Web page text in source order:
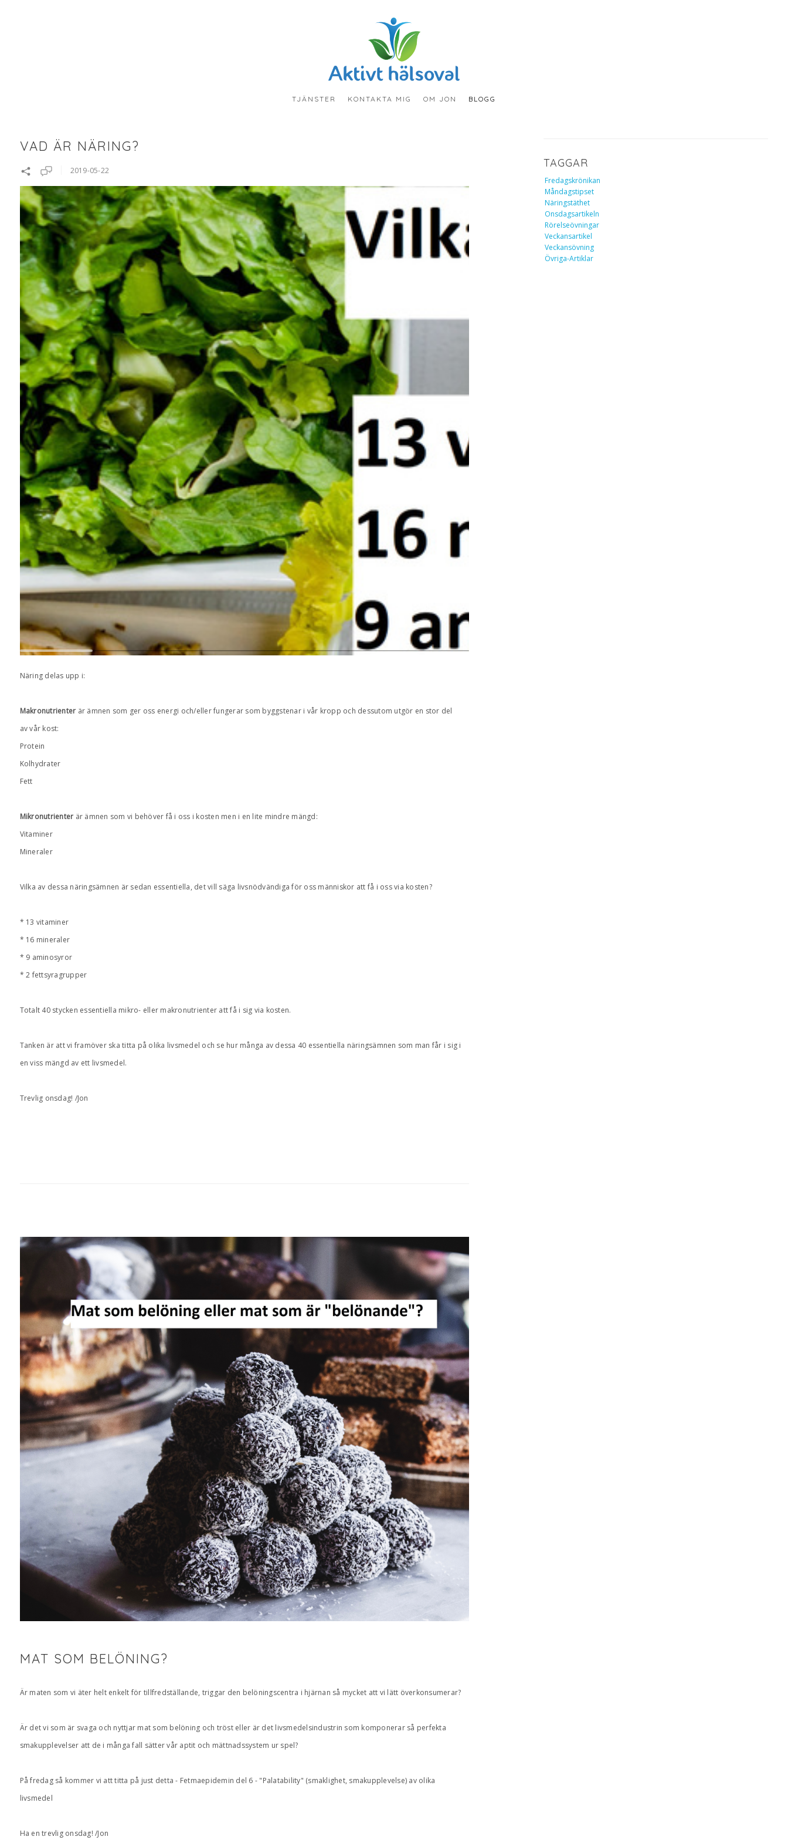
TJÄNSTER KONTAKTA MIG OM JON BLOGG
VAD ÄR NÄRING?
2019-05-22
Näring delas upp i:
Makronutrienter är ämnen som ger oss energi och/eller fungerar som byggstenar i vår kropp och dessutom utgör en stor del
av vår kost:
Protein
Kolhydrater
Fett
Mikronutrienter är ämnen som vi behöver få i oss i kosten men i en lite mindre mängd:
Vitaminer
Mineraler
Vilka av dessa näringsämnen är sedan essentiella, det vill säga livsnödvändiga för oss människor att få i oss via kosten?
* 13 vitaminer
* 16 mineraler
* 9 aminosyror
* 2 fettsyragrupper
Totalt 40 stycken essentiella mikro- eller makronutrienter att få i sig via kosten.
Tanken är att vi framöver ska titta på olika livsmedel och se hur många av dessa 40 essentiella näringsämnen som man får i sig i
en viss mängd av ett livsmedel.
Trevlig onsdag! /Jon
MAT SOM BELÖNING?
Är maten som vi äter helt enkelt för tillfredställande, triggar den belöningscentra i hjärnan så mycket att vi lätt överkonsumerar?
Är det vi som är svaga och nyttjar mat som belöning och tröst eller är det livsmedelsindustrin som komponerar så perfekta
smakupplevelser att de i många fall sätter vår aptit och mättnadssystem ur spel?
På fredag så kommer vi att titta på just detta - Fetmaepidemin del 6 - "Palatability" (smaklighet, smakupplevelse) av olika
livsmedel
Ha en trevlig onsdag! /Jon
TAGGAR
Fredagskrönikan
Måndagstipset
Näringstäthet
Onsdagsartikeln
Rörelseövningar
Veckansartikel
Veckansövning
Övriga-Artiklar